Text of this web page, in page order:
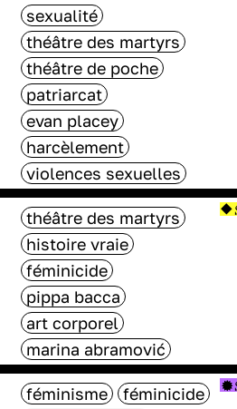
sexualité
théâtre des martyrs
théâtre de poche
patriarcat
evan placey
harcèlement
violences sexuelles
théâtre des martyrs
histoire vraie
féminicide
pippa bacca
art corporel
marina abramović
féminisme
féminicide